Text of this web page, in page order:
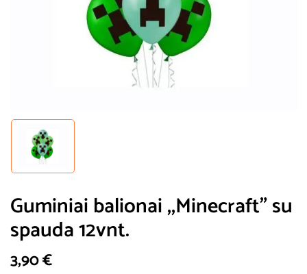
Guminiai balionai ,,Minecraft” su
spauda 12vnt.
3,90€